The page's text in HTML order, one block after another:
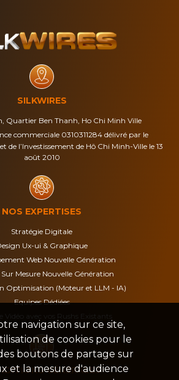
SILKWIRES
Quartier Ben Thanh, Ho Chi Minh Ville
commerciale 0310311284 délivré par le
de l’Investissement de Hô Chi Minh-Ville le 13
août 2010
NOS EXPERTISES
Stratégie Digitale
Ux-ui & Graphique
Web Nouvelle Génération
Mesure Nouvelle Génération
Optimisation (Moteur et LLM - IA)
Equipes Dédiées
Vidéo avec vos Rushs Existants
GÉNÉRALES
navigation sur ce site,
de cookies pour le
boutons de partage sur
et la mesure d'audience